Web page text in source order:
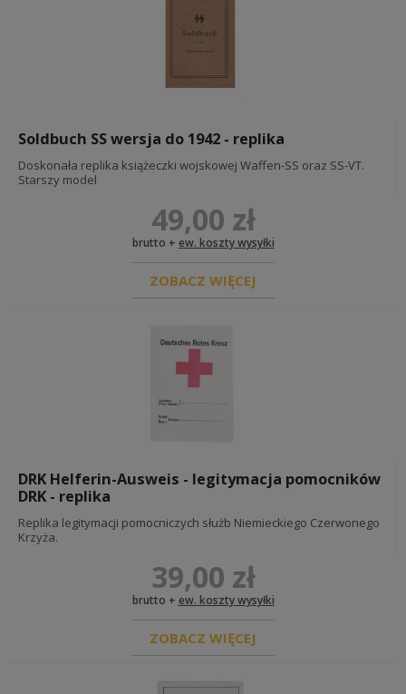
Soldbuch SS wersja do 1942 - replika
Doskonała replika książeczki wojskowej Waffen-SS oraz SS-VT.
Starszy model
49,00 zł
brutto + ew. koszty wysyłki
ZOBACZ WIĘCEJ
DRK Helferin-Ausweis - legitymacja pomocników
DRK - replika
Replika legitymacji pomocniczych służb Niemieckiego Czerwonego
Krzyża.
39,00 zł
brutto + ew. koszty wysyłki
ZOBACZ WIĘCEJ